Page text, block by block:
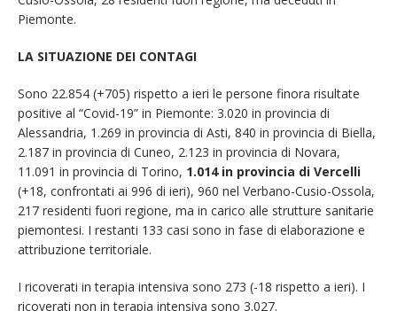
Piemonte.
LA SITUAZIONE DEI CONTAGI
Sono 22.854 (+705) rispetto a ieri le persone finora risultate
positive al “Covid-19” in Piemonte: 3.020 in provincia di
Alessandria, 1.269 in provincia di Asti, 840 in provincia di Biella,
2.187 in provincia di Cuneo, 2.123 in provincia di Novara,
11.091 in provincia di Torino, 1.014 in provincia di Vercelli
(+18, confrontati ai 996 di ieri), 960 nel Verbano-Cusio-Ossola,
217 residenti fuori regione, ma in carico alle strutture sanitarie
piemontesi. I restanti 133 casi sono in fase di elaborazione e
attribuzione territoriale.
I ricoverati in terapia intensiva sono 273 (-18 rispetto a ieri). I
ricoverati non in terapia intensiva sono 3.027.